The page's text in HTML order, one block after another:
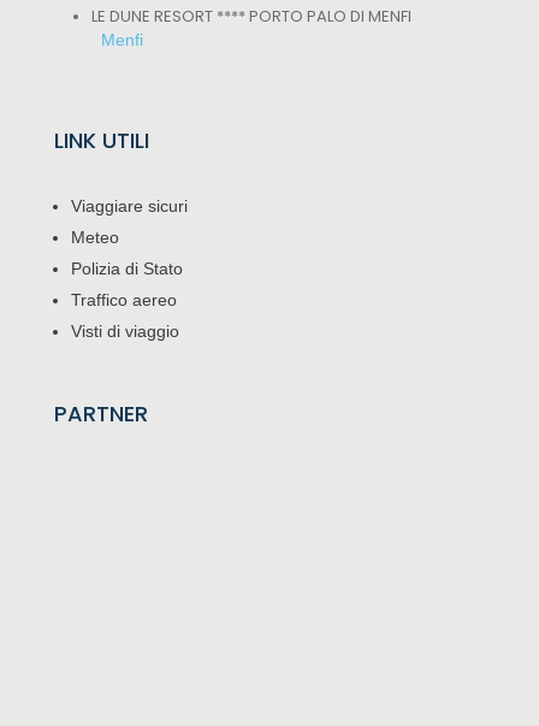
LE DUNE RESORT **** PORTO PALO DI MENFI
Menfi
LINK UTILI
Viaggiare sicuri
Meteo
Polizia di Stato
Traffico aereo
Visti di viaggio
PARTNER